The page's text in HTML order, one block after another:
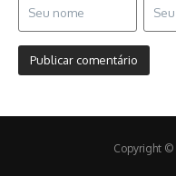
Copyright ©